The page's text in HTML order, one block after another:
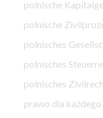
polnische
polnische
polnisches
polnisches
polnisches
prawo dla każdego